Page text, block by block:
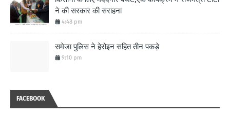
ने की सरकार की सराहना
4:48 pm
समेजा पुलिस ने हेरोइन सहित तीन पकड़े
9:10 pm
FACEBOOK